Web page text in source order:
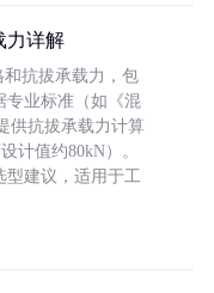
力详解
抗拔承载力，包
专业标准（如《混
供抗拔承载力计算
计值约80kN）。
型建议，适用于工